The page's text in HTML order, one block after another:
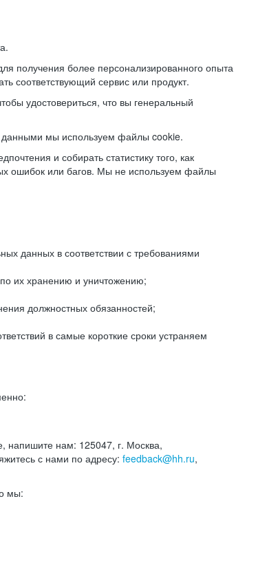
получения более персонализированного опыта
соответствующий сервис или продукт.
удостовериться, что вы генеральный
данными мы используем файлы cookie.
и собирать статистику того, как
ошибок или багов. Мы не используем файлы
данных в соответствии с требованиями
их хранению и уничтожению;
должностных обязанностей;
в самые короткие сроки устраняем
напишите нам: 125047, г. Москва,
с нами по адресу: feedback@hh.ru,
мы: